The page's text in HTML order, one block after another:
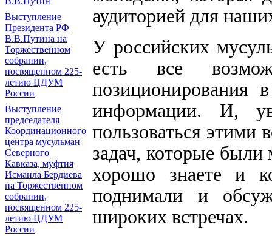
Выступление
Президента РФ
В.В.Путина на
Торжественном
собрании,
посвященном 225-
летию ЦДУМ
России
Выступление
председателя
Координационного
центра мусульман
Северного
Кавказа, муфтия
Исмаила Бердиева
на Торжественном
собрании,
посвященном 225-
летию ЦДУМ
России
аудиторией для
У российских
есть все
позиционирования
информации. И,
пользоваться
задач, которые
хорошо знаете и
поднимали и
широких встречах.